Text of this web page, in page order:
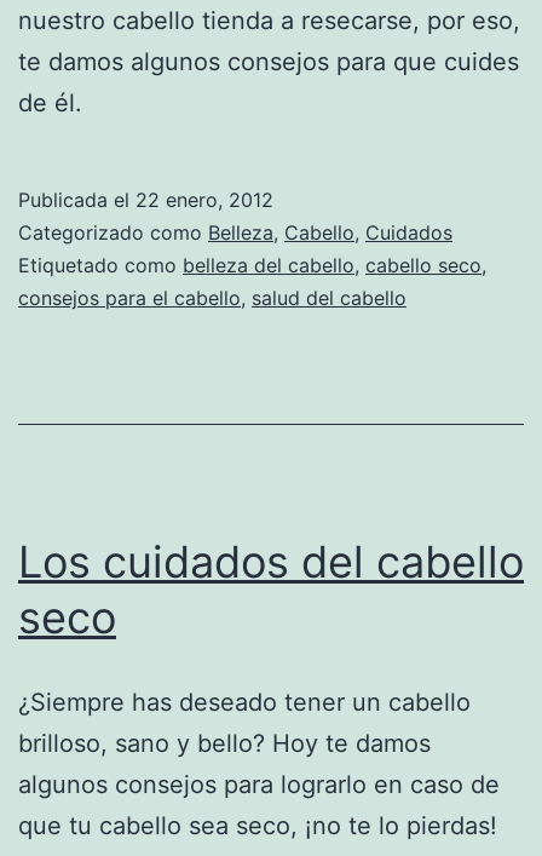
nuestro cabello tienda a resecarse, por eso,
te damos algunos consejos para que cuides
de él.
Publicada el 22 enero, 2012
Categorizado como Belleza, Cabello, Cuidados
Etiquetado como belleza del cabello, cabello seco,
consejos para el cabello, salud del cabello
Los cuidados del cabello
seco
¿Siempre has deseado tener un cabello
brilloso, sano y bello? Hoy te damos
algunos consejos para lograrlo en caso de
que tu cabello sea seco, ¡no te lo pierdas!